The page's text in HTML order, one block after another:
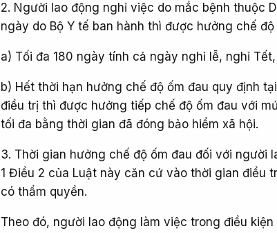
2. Người lao động nghỉ việc do mắc bệnh thuộc
ngày do Bộ Y tế ban hành thì được hưởng chế
a) Tối đa 180 ngày tính cả ngày nghỉ lễ, nghỉ
b) Hết thời hạn hưởng chế độ ốm đau quy định
điều trị thì được hưởng tiếp chế độ ốm đau với
tối đa bằng thời gian đã đóng bảo hiểm xã hội.
3. Thời gian hưởng chế độ ốm đau đối với người
1 Điều 2 của Luật này căn cứ vào thời gian điều
có thẩm quyền.
Theo đó, người lao động làm việc trong điều